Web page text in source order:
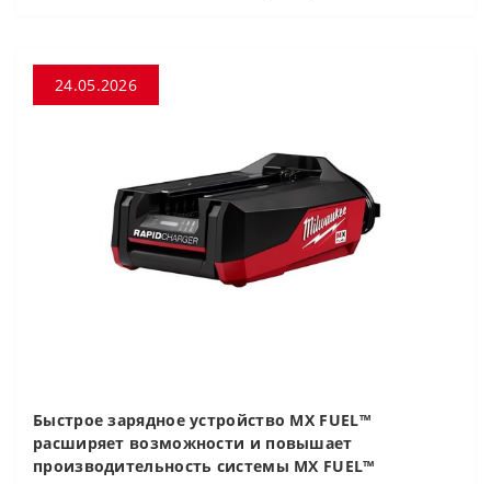
24.05.2026
Быстрое зарядное устройство MX FUEL™
расширяет возможности и повышает
производительность системы MX FUEL™